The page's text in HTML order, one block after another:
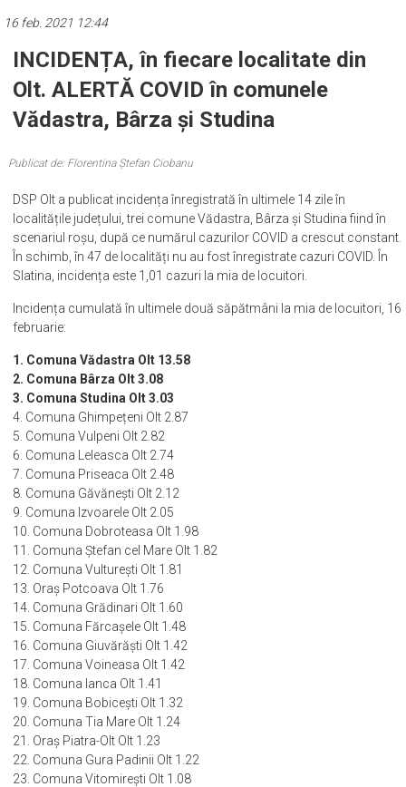
16 feb. 2021 12:44
INCIDENȚA, în fiecare localitate din
Olt. ALERTĂ COVID în comunele
Vădastra, Bârza și Studina
Publicat de: Florentina Ștefan Ciobanu
DSP Olt a publicat incidența înregistrată în ultimele 14 zile în
localitățile județului, trei comune Vădastra, Bârza și Studina fiind în
scenariul roșu, după ce numărul cazurilor COVID a crescut constant.
În schimb, în 47 de localități nu au fost înregistrate cazuri COVID. În
Slatina, incidența este 1,01 cazuri la mia de locuitori.
Incidența cumulată în ultimele două săpătmâni la mia de locuitori, 16
februarie:
1. Comuna Vădastra Olt 13.58
2. Comuna Bârza Olt 3.08
3. Comuna Studina Olt 3.03
4. Comuna Ghimpețeni Olt 2.87
5. Comuna Vulpeni Olt 2.82
6. Comuna Leleasca Olt 2.74
7. Comuna Priseaca Olt 2.48
8. Comuna Găvănești Olt 2.12
9. Comuna Izvoarele Olt 2.05
10. Comuna Dobroteasa Olt 1.98
11. Comuna Ștefan cel Mare Olt 1.82
12. Comuna Vulturești Olt 1.81
13. Oraș Potcoava Olt 1.76
14. Comuna Grădinari Olt 1.60
15. Comuna Fărcașele Olt 1.48
16. Comuna Giuvărăști Olt 1.42
17. Comuna Voineasa Olt 1.42
18. Comuna Ianca Olt 1.41
19. Comuna Bobicești Olt 1.32
20. Comuna Tia Mare Olt 1.24
21. Oraș Piatra-Olt Olt 1.23
22. Comuna Gura Padinii Olt 1.22
23. Comuna Vitomirești Olt 1.08